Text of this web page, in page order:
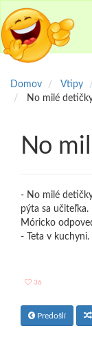
Domov Vtipy
No milé
No
- No milé
pýta sa učiteľka.
Móricko
- Teta v kuchyni.
36
Predošlí